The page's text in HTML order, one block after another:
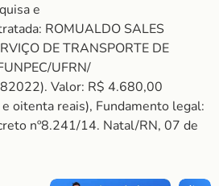
e
ROMUALDO SALES
DE TRANSPORTE DE
UFRN/
Valor: R$ 4.680,00
oitenta reais), Fundamento legal:
nº8.241/14. Natal/RN, 07 de